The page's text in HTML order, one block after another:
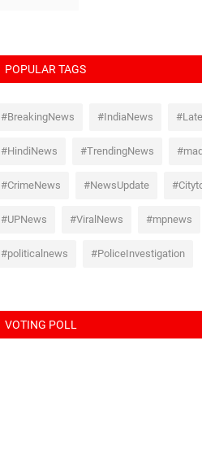
POPULAR TAGS
#BreakingNews #IndiaNews
#HindiNews #TrendingNews
#CrimeNews #NewsUpdate
#UPNews #ViralNews #mpnews
#politicalnews #PoliceInvestigation
VOTING POLL